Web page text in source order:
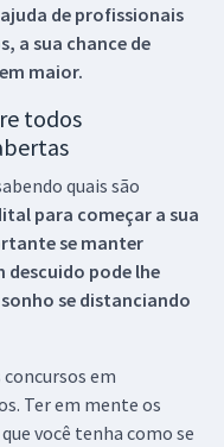
de profissionais
a sua chance de
maior.
todos
quais são
para começar a sua
se manter
descuido pode lhe
se distanciando
em
Ter em mente os
você tenha como se